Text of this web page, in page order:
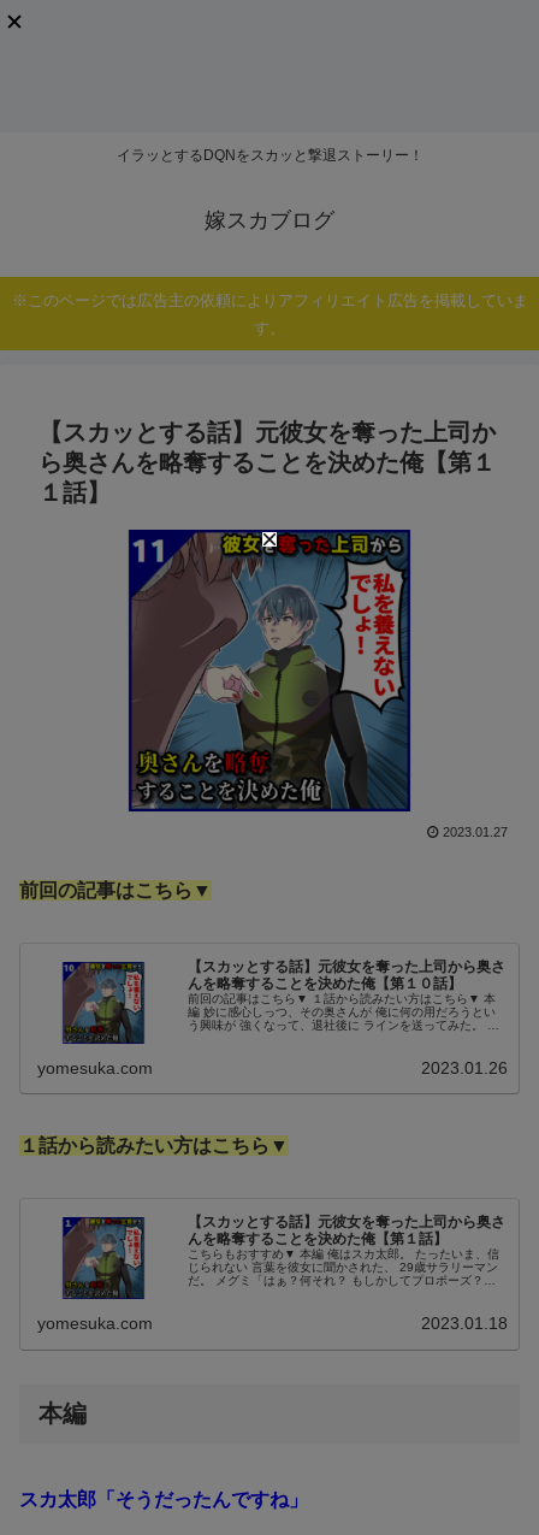
イラッとするDQNをスカッと撃退ストーリー！
嫁スカブログ
※このページでは広告主の依頼によりアフィリエイト広告を掲載していま
す。
【スカッとする話】元彼女を奪った上司か
ら奥さんを略奪することを決めた俺【第１
１話】
2023.01.27
前回の記事はこちら▼
【スカッとする話】元彼女を奪った上司から奥さ
んを略奪することを決めた俺【第１０話】
前回の記事はこちら▼ １話から読みたい方はこちら▼ 本
編 妙に感心しっつ、その奥さんが 俺に何の用だろうとい
う興味が 強くなって、退社後に ラインを送ってみた。 す
yomesuka.com 2023.01.26
１話から読みたい方はこちら▼
【スカッとする話】元彼女を奪った上司から奥さ
んを略奪することを決めた俺【第１話】
こちらもおすすめ▼ 本編 俺はスカ太郎。 たったいま、信
じられない 言葉を彼女に聞かされた、 29歳サラリーマン
だ。 メグミ「はぁ？何それ？ もしかしてプロポーズ？」
yomesuka.com 2023.01.18
本編
スカ太郎「そうだったんですね」